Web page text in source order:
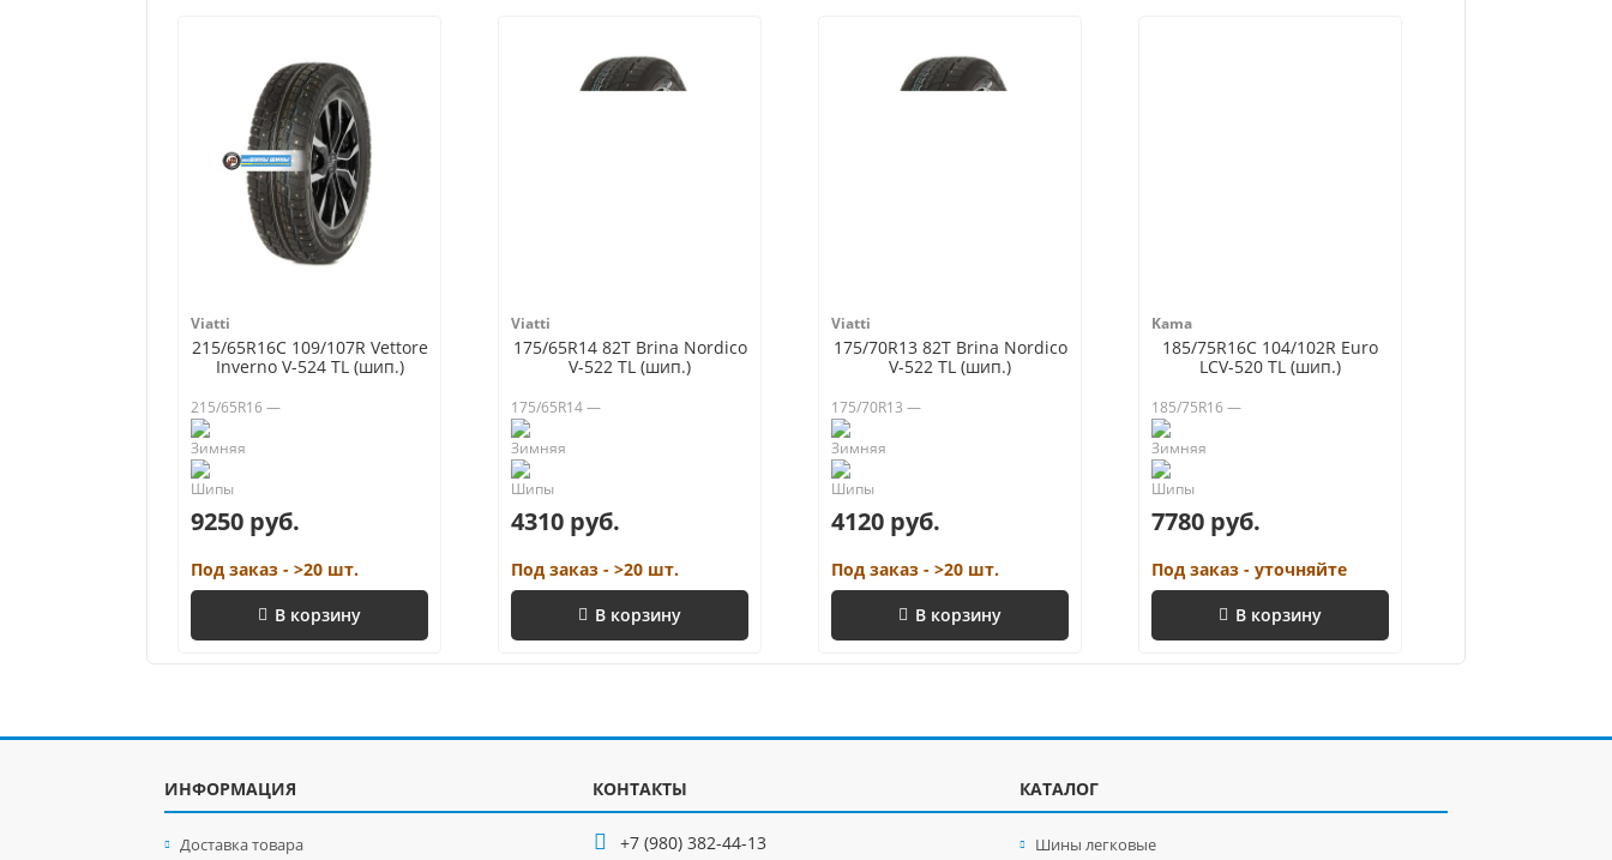
Viatti
215/65R16C 109/107R Vettore
Inverno V-524 TL (шип.)
215/65R16 —
9250 руб.
Под заказ - >20 шт.
В корзину
Viatti
175/65R14 82T Brina Nordico
V-522 TL (шип.)
175/65R14 —
4310 руб.
Под заказ - >20 шт.
В корзину
Viatti
175/70R13 82T Brina Nordico
V-522 TL (шип.)
175/70R13 —
4120 руб.
Под заказ - >20 шт.
В корзину
Kama
185/75R16C 104/102R Euro
LCV-520 TL (шип.)
185/75R16 —
7780 руб.
Под заказ - уточняйте
В корзину
ИНФОРМАЦИЯ
Доставка товара
КОНТАКТЫ
+7 (980) 382-44-13
КАТАЛОГ
Шины легковые